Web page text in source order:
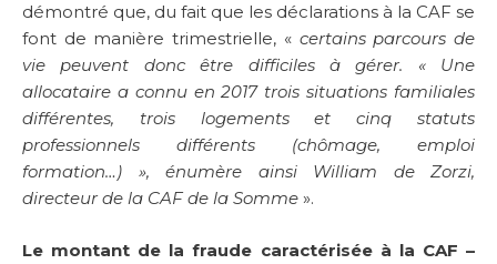
démontré que, du fait que les déclarations à la CAF se
font de manière trimestrielle, « certains parcours de
vie peuvent donc être difficiles à gérer. « Une
allocataire a connu en 2017 trois situations familiales
différentes, trois logements et cinq statuts
professionnels différents (chômage, emploi
formation…) », énumère ainsi William de Zorzi,
directeur de la CAF de la Somme ».
Le montant de la fraude caractérisée à la CAF –